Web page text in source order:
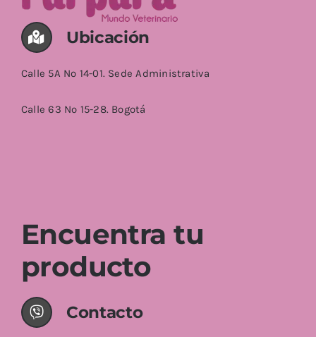
Ubicación
Calle 5A No 14-01. Sede Administrativa
Calle 63 No 15-28. Bogotá
Encuentra tu
producto
Contacto